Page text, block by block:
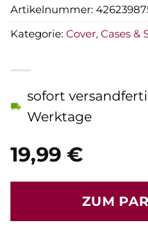
19,99 €
sofort
Werktage
ZUM
Artikelnummer:
Kategorie: Cover, Cases &